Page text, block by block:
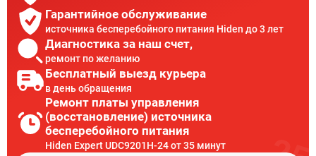
Гарантийное обслуживание
источника бесперебойного питания Hiden до 3 лет
Диагностика за наш счет,
ремонт по желанию
Бесплатный выезд курьера
в день обращения
Ремонт платы управления
(восстановление) источника
бесперебойного питания
Hiden Expert UDC9201H-24 от 35 минут